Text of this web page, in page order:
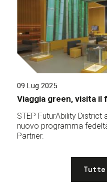
09 Lug 2025
Viaggia green, visita il
STEP FuturAbility District
nuovo programma
Partner.